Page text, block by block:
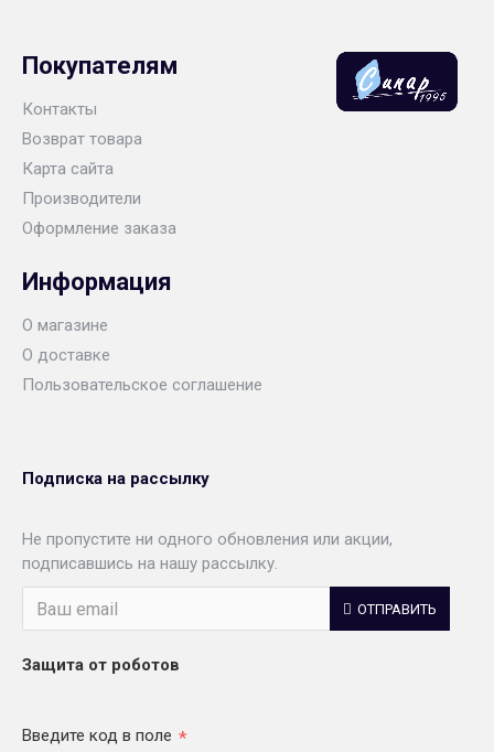
Покупателям
Контакты
Возврат товара
Карта сайта
Производители
Оформление заказа
Информация
О магазине
О доставке
Пользовательское соглашение
Подписка на рассылку
Не пропустите ни одного обновления или акции,
подписавшись на нашу рассылку.
ОТПРАВИТЬ
Защита от роботов
Введите код в поле